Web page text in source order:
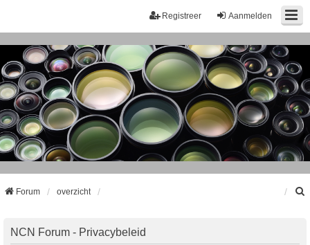
Aanmelden
Registreer
Forum overzicht
NCN Forum - Privacybeleid